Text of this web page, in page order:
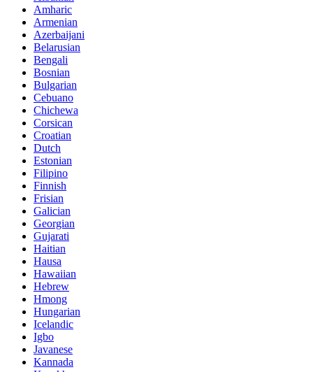
Amharic
Armenian
Azerbaijani
Belarusian
Bengali
Bosnian
Bulgarian
Cebuano
Chichewa
Corsican
Croatian
Dutch
Estonian
Filipino
Finnish
Frisian
Galician
Georgian
Gujarati
Haitian
Hausa
Hawaiian
Hebrew
Hmong
Hungarian
Icelandic
Igbo
Javanese
Kannada